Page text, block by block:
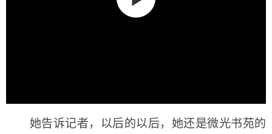
她告诉记者，以后的以后，她还是微光书苑的